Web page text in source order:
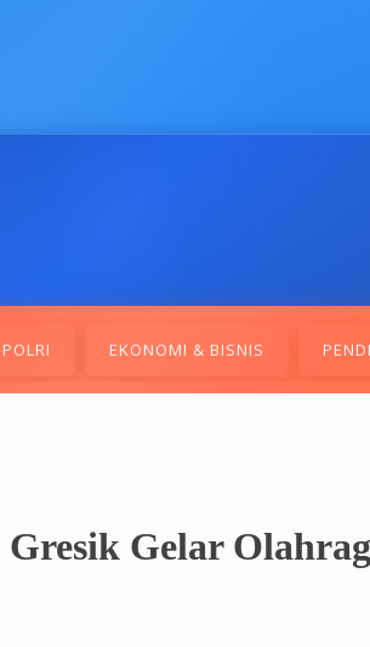
EKONOMI & BISNIS
Gelar